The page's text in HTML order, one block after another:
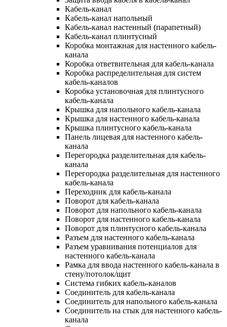
Кабель-канал
Кабель-канал напольный
Кабель-канал настенный (парапетный)
Кабель-канал плинтусный
Коробка монтажная для настенного кабель-
канала
Коробка ответвительная для кабель-канала
Коробка распределительная для систем
кабель-каналов
Коробка установочная для плинтусного
кабель-канала
Крышка для напольного кабель-канала
Крышка для настенного кабель-канала
Крышка плинтусного кабель-канала
Панель лицевая для настенного кабель-
канала
Перегородка разделительная для кабель-
канала
Перегородка разделительная для настенного
кабель-канала
Переходник для кабель-канала
Поворот для кабель-канала
Поворот для напольного кабель-канала
Поворот для настенного кабель-канала
Поворот для плинтусного кабель-канала
Разъем для настенного кабель-канала
Разъем уравнивания потенциалов для
настенного кабель-канала
Рамка для ввода настенного кабель-канала в
стену/потолок/щит
Система гибких кабель-каналов
Соединитель для кабель-канала
Соединитель для напольного кабель-канала
Соединитель на стык для настенного кабель-
канала